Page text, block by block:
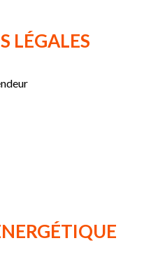
LÉGALES